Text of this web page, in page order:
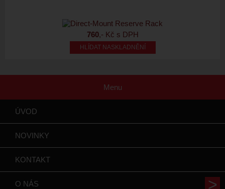
760,- Kč s DPH
HLÍDAT NASKLADNĚNÍ
Menu
ÚVOD
NOVINKY
KONTAKT
O NÁS